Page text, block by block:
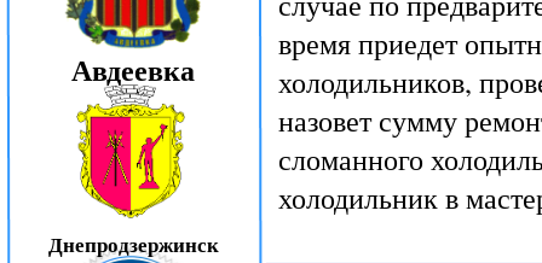
Авдеевка
время приедет
холодильников,
назовет сумму
сломанного
холодильник в
Днепродзержинск